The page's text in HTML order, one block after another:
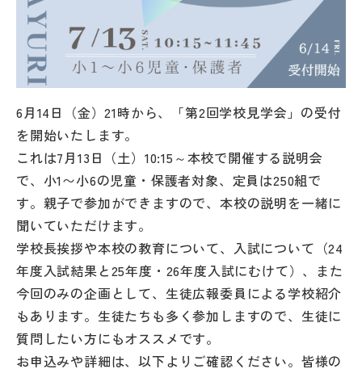
NettyLandかわら版
その他
お問い合わせ
個人情報保護方針
サイトマップ
運営会社
6月14日（金）21時から、「第2回学校見学会」の受付
を開始いたします。
これは7月13日（土）10:15～本校で開催する説明会
で、小1〜小6の児童・保護者対象、定員は250組で
す。親子で参加ができますので、本校の説明を一緒に
聞いていただけます。
学校長挨拶や本校の教育について、入試について（24
年度入試結果と25年度・26年度入試にむけて）、また
今回のみの企画として、生徒広報委員による学校紹介
もあります。生徒たちも多く参加しますので、生徒に
質問したい方にもオススメです。
お申込みや詳細は、以下よりご確認ください。皆様の